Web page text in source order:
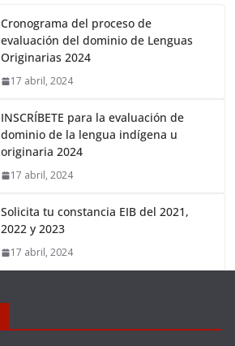
Cronograma del proceso de
evaluación del dominio de Lenguas
Originarias 2024
17 abril, 2024
INSCRÍBETE para la evaluación de
dominio de la lengua indígena u
originaria 2024
17 abril, 2024
Solicita tu constancia EIB del 2021,
2022 y 2023
17 abril, 2024